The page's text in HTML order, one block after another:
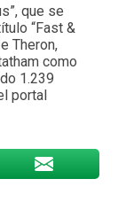
que se
“Fast &
Theron,
como
1.239
portal